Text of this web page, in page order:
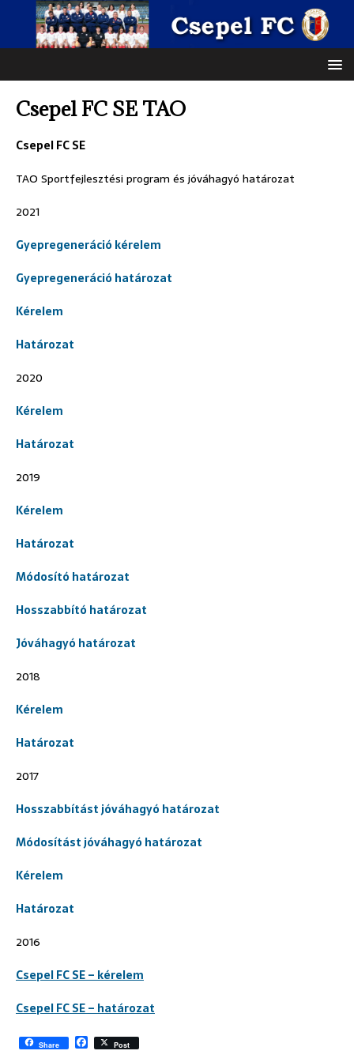
Csepel FC SE TAO
Csepel FC SE
TAO Sportfejlesztési program és jóváhagyó határozat
2021
Gyepregeneráció kérelem
Gyepregeneráció határozat
Kérelem
Határozat
2020
Kérelem
Határozat
2019
Kérelem
Határozat
Módosító határozat
Hosszabbító határozat
Jóváhagyó határozat
2018
Kérelem
Határozat
2017
Hosszabbítást jóváhagyó határozat
Módosítást jóváhagyó határozat
Kérelem
Határozat
2016
Csepel FC SE – kérelem
Csepel FC SE – határozat
Share F
a Post